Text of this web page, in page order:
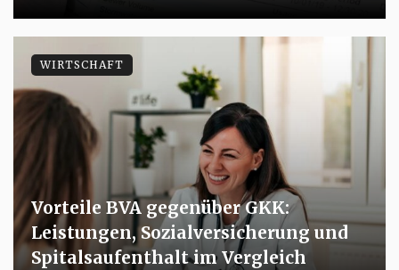
Vorteile BVA gegenüber GKK:
Leistungen, Sozialversicherung und
Spitalsaufenthalt im Vergleich
WIRTSCHAFT